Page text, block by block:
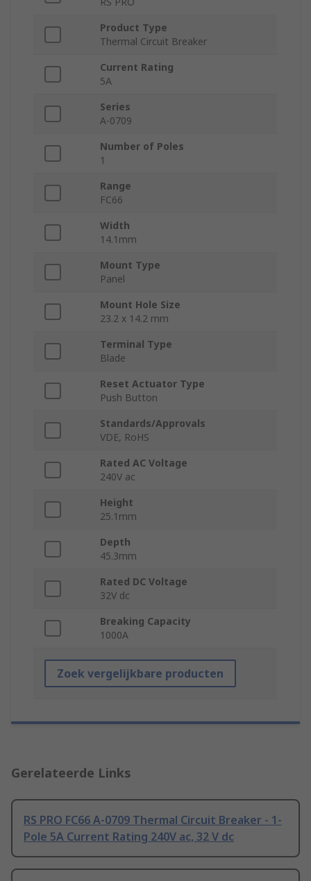
Product Type
Thermal Circuit Breaker
Current Rating
5A
Series
A-0709
Number of Poles
1
Range
FC66
Width
14.1mm
Mount Type
Panel
Mount Hole Size
23.2 x 14.2 mm
Terminal Type
Blade
Reset Actuator Type
Push Button
Standards/Approvals
VDE, RoHS
Rated AC Voltage
240V ac
Height
25.1mm
Depth
45.3mm
Rated DC Voltage
32V dc
Breaking Capacity
1000A
Zoek vergelijkbare producten
Gerelateerde Links
RS PRO FC66 A-0709 Thermal Circuit Breaker - 1-
Pole 5A Current Rating 240V ac, 32 V dc